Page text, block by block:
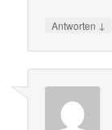
Antworten ↓